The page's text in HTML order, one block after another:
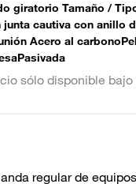
giratorio Tamaño /
junta cautiva con anillo
Acero al
sólo disponible
regular de